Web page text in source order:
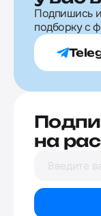
Подпишись
подборку с
на